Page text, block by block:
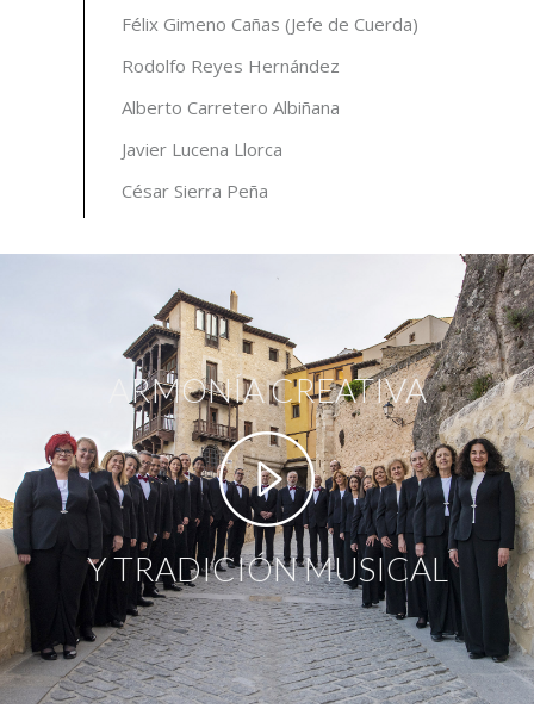
Félix Gimeno Cañas (Jefe de Cuerda)
Rodolfo Reyes Hernández
Alberto Carretero Albiñana
Javier Lucena Llorca
César Sierra Peña
ARMONÍA CREATIVA
Y TRADICIÓN MUSICAL